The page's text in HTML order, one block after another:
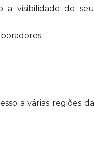
a visibilidade do seu
a várias regiões da